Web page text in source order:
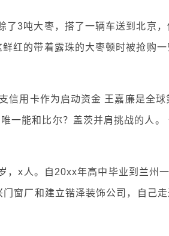
了3吨大枣，搭了一辆车送到北京
红的带着露珠的大枣顿时被抢购
信用卡作为启动资金 王嘉廉是全
一能和比尔？盖茨并肩挑战的人。
，x人。自20xx年高中毕业到兰州
窗厂和建立锴泽装饰公司，自己